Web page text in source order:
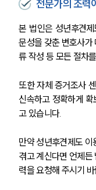
전문가의 조력
본 법인은 성년후견
문성을 갖춘 변호사가
류 작성 등 모든 절차
또한 자체 증거조사
신속하고 정확하게
고 있습니다.
만약 성년후견제도
겪고 계신다면 언제
력을 요청해 주시기